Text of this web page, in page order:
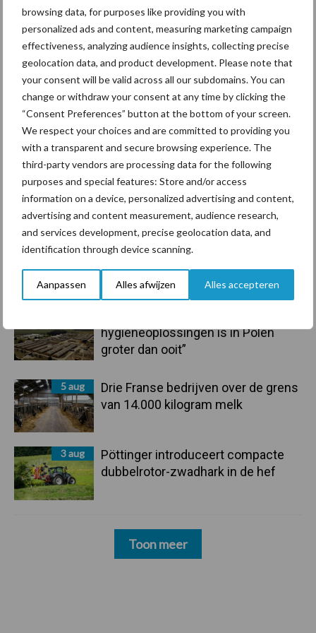
browsing data, for purposes like providing you with
personalized ads and content, measuring marketing campaign
effectiveness, analyzing audience insights, collecting precise
geolocation data, and product development. Please note that
your consent will be valid across all our subdomains. You can
change or withdraw your consent at any time by clicking the
“Consent Preferences” button at the bottom of your screen.
We respect your choices and are committed to providing you
with a transparent and secure browsing experience. The
third-party vendors are processing data for the following
purposes and special features: Store and/or access
information on a device, personalized advertising and content,
advertising and content measurement, audience research,
and services development, precise geolocation data, and
identification through device scanning.
Aanpassen Alles afwijzen Alles accepteren
Primaire
Sidebar
Recent nieuws Partner nieuws
ForFarmers ziet volume en
marktaandeel groeien in krimpende
Nederlandse markt
6 aug
Tien praktische tips voor een
hygieneoplossingen is in Polen
groter dan ooit”
5 aug
Drie Franse bedrijven over de grens
van 14.000 kilogram melk
3 aug
Pöttinger introduceert compacte
dubbelrotor-zwadhark in de hef
Toon meer
Toon meer